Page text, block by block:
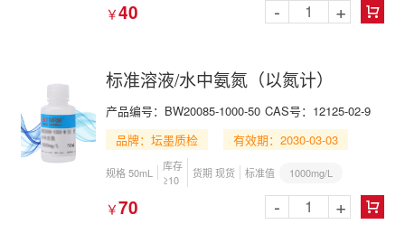
￥40 
- +
标准溶液/水中氨氮（以氮计）
产品编号：BW20085-1000-50 CAS号：12125-02-9
品牌：坛墨质检
有效期：2030-03-03
规格 50mL
库存
≥10
货期 现货 标准值 1000mg/L
￥70 
- +